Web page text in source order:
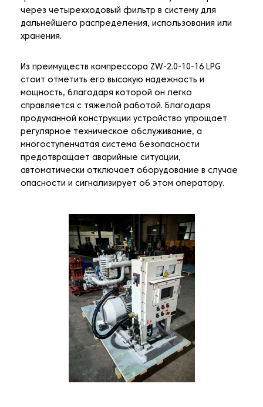
через четырехходовый фильтр в систему для
дальнейшего распределения, использования или
хранения.
Из преимуществ компрессора ZW-2.0-10-16 LPG
стоит отметить его высокую надежность и
мощность, благодаря которой он легко
справляется с тяжелой работой. Благодаря
продуманной конструкции устройство упрощает
регулярное техническое обслуживание, а
многоступенчатая система безопасности
предотвращает аварийные ситуации,
автоматически отключает оборудование в случае
опасности и сигнализирует об этом оператору.